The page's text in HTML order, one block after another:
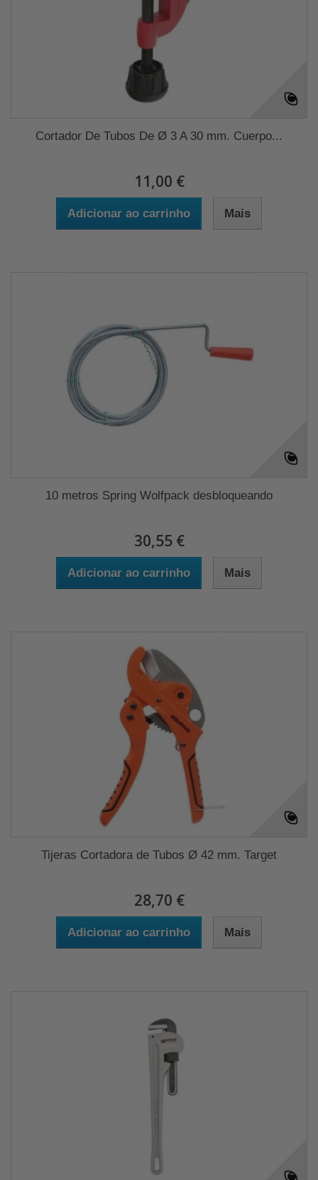
Cortador De Tubos De Ø 3 A 30 mm. Cuerpo...
11,00 €
Adicionar ao carrinho Mais
10 metros Spring Wolfpack desbloqueando
30,55 €
Adicionar ao carrinho Mais
Tijeras Cortadora de Tubos Ø 42 mm. Target
28,70 €
Adicionar ao carrinho Mais